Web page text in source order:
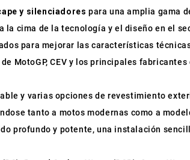
y silenciadores para una amplia gama
cima de la tecnología y el diseño en el
para mejorar las características
MotoGP, CEV y los principales
y varias opciones de revestimiento
tanto a motos modernas como a
profundo y potente, una instalación